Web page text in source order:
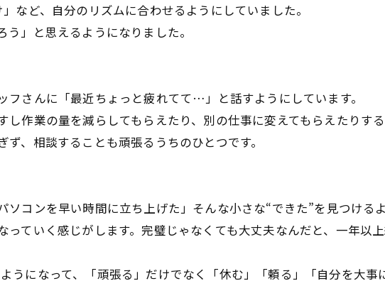
など、自分のリズムに合わせるようにしていました。
」と思えるようになりました。
フさんに「最近ちょっと疲れてて…」と話すようにしています。
し作業の量を減らしてもらえたり、別の仕事に変えてもらえたりす
ず、相談することも頑張るうちのひとつです。
ソコンを早い時間に立ち上げた」そんな小さな“できた”を見つける
っていく感じがします。完璧じゃなくても大丈夫なんだと、一年以
うになって、「頑張る」だけでなく「休む」「頼る」「自分を大